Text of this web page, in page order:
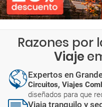
Razones por
Viaje
Expertos en
Circuitos, Viajes
diseñados para que
Viaja tranquilo y